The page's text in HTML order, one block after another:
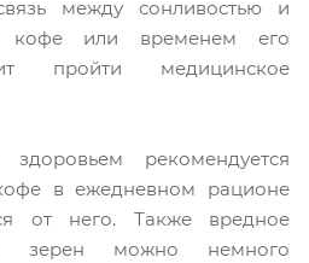
между сонливостью и
кофе или временем его
пройти медицинское
рекомендуется
в ежедневном рационе
от него. Также вредное
зерен можно немного